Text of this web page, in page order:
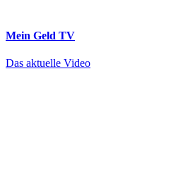
Mein Geld TV
Das aktuelle Video